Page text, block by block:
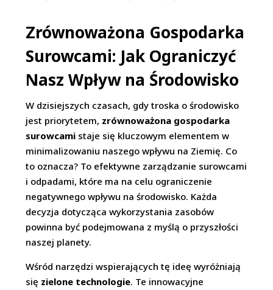
Zrównoważona Gospodarka
Surowcami: Jak Ograniczyć
Nasz Wpływ na Środowisko
W dzisiejszych czasach, gdy troska o środowisko
jest priorytetem, zrównoważona gospodarka
surowcami staje się kluczowym elementem w
minimalizowaniu naszego wpływu na Ziemię. Co
to oznacza? To efektywne zarządzanie surowcami
i odpadami, które ma na celu ograniczenie
negatywnego wpływu na środowisko. Każda
decyzja dotycząca wykorzystania zasobów
powinna być podejmowana z myślą o przyszłości
naszej planety.
Wśród narzędzi wspierających tę ideę wyróżniają
się zielone technologie. Te innowacyjne